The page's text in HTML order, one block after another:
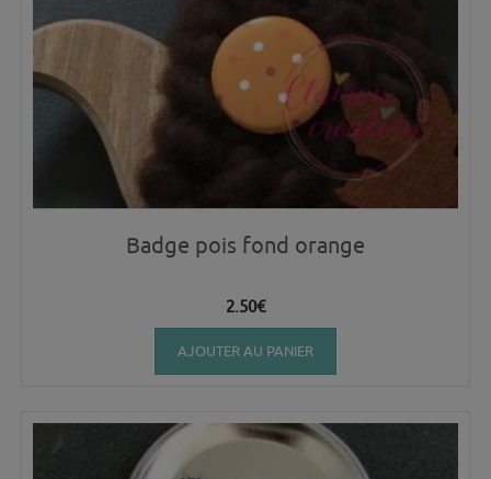
Badge pois fond orange
2.50€
AJOUTER AU PANIER